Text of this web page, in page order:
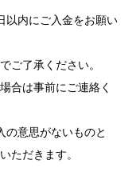
以内にご入金をお願い
ご了承ください。
合は事前にご連絡く
の意思がないものと
ただきます。